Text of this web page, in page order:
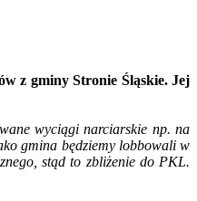
z gminy Stronie Śląskie. Jej
wyciągi narciarskie np. na
gmina będziemy lobbowali w
stąd to zbliżenie do PKL.